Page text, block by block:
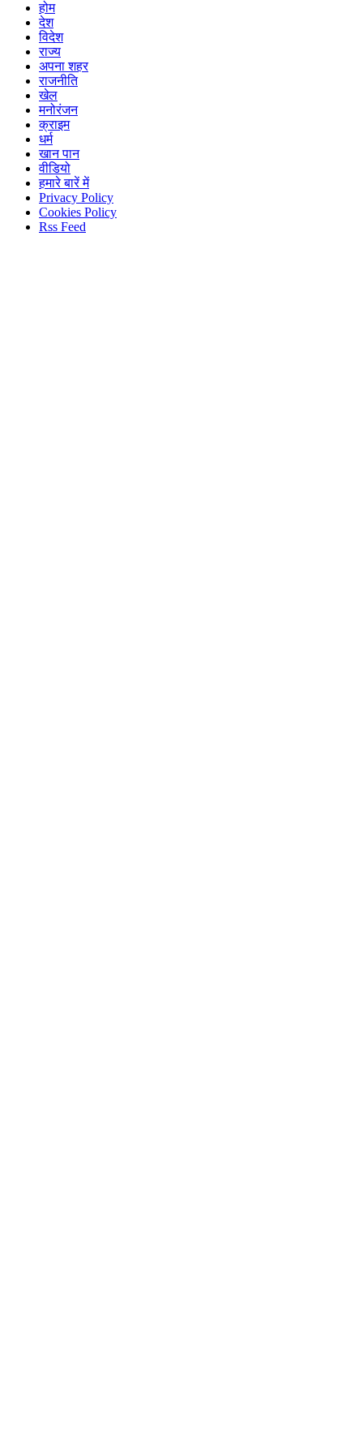
होम
देश
विदेश
राज्य
अपना शहर
राजनीति
खेल
मनोरंजन
क्राइम
धर्म
खान पान
वीडियो
हमारे बारें में
Privacy Policy
Cookies Policy
Rss Feed